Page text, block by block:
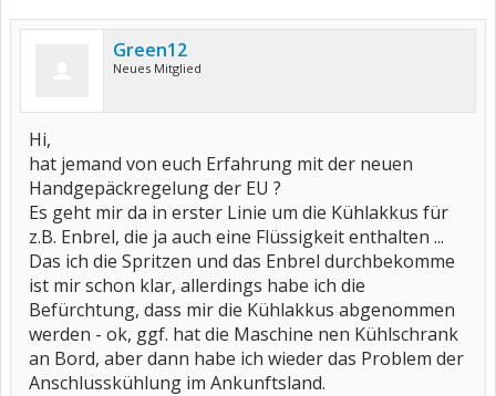
Green12
Neues Mitglied
Hi,
hat jemand von euch Erfahrung mit der neuen
Handgepäckregelung der EU ?
Es geht mir da in erster Linie um die Kühlakkus für
z.B. Enbrel, die ja auch eine Flüssigkeit enthalten ...
Das ich die Spritzen und das Enbrel durchbekomme
ist mir schon klar, allerdings habe ich die
Befürchtung, dass mir die Kühlakkus abgenommen
werden - ok, ggf. hat die Maschine nen Kühlschrank
an Bord, aber dann habe ich wieder das Problem der
Anschlusskühlung im Ankunftsland.